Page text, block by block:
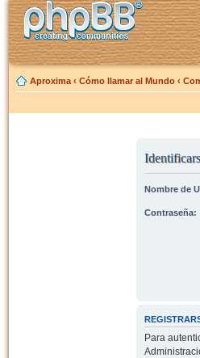
Aproxima ‹ Cómo llamar al Mundo ‹
Nombre de
Contraseña:
Para